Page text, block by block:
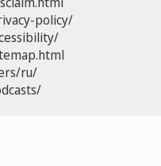
policy/
ru/